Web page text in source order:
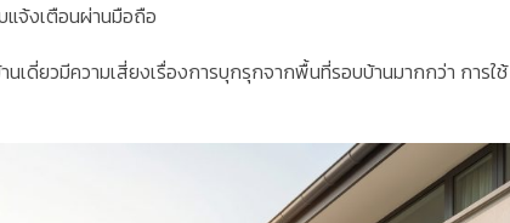
แจ้งเตือนผ่านมือถือ
านเดี่ยวมีความเสี่ยงเรื่องการบุกรุกจากพื้นที่รอบบ้านมากกว่า การใช้